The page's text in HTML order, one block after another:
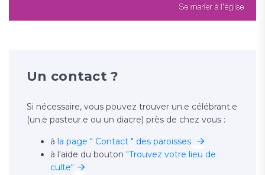
Un contact ?
Si nécessaire, vous pouvez trouver un.e célébrant.e
(un.e pasteur.e ou un diacre) près de chez vous :
à la page " Contact " des paroisses
à l'aide du bouton "Trouvez votre lieu de
culte"